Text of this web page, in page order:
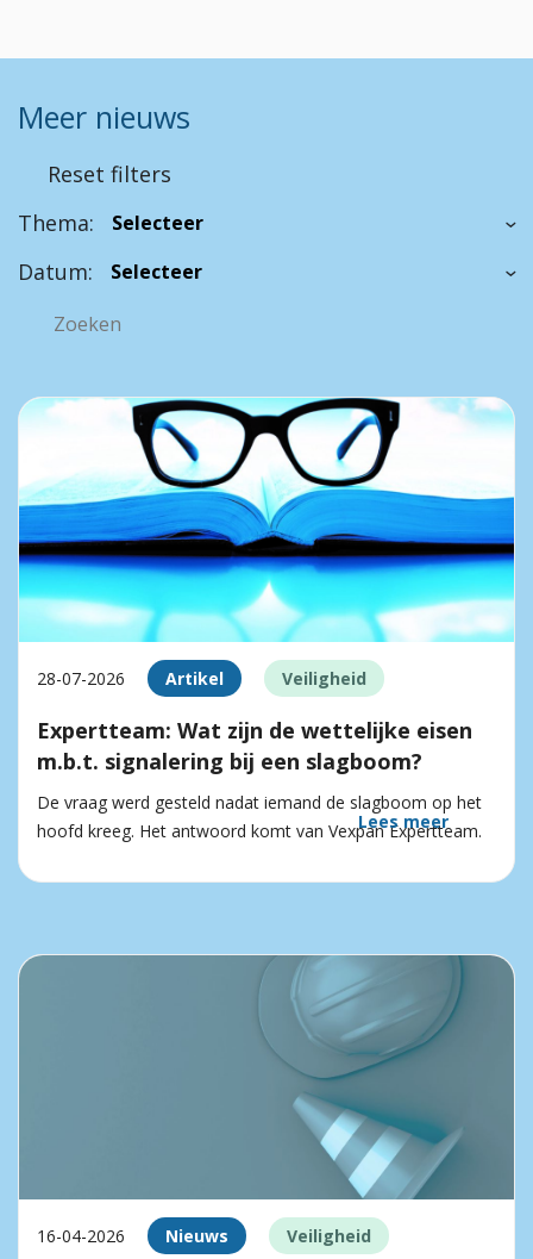
Meer nieuws
Reset filters
Thema:
Datum:
28-07-2026 Artikel Veiligheid
Expertteam: Wat zijn de wettelijke eisen
m.b.t. signalering bij een slagboom?
De vraag werd gesteld nadat iemand de slagboom op het
hoofd kreeg. Het antwoord komt van Vexpan Expertteam.
Lees meer
16-04-2026 Nieuws Veiligheid